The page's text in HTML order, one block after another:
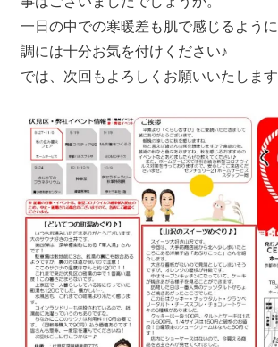
一日の中での寒暖差も肌で感じるよう
調には十分お気を付けください♪
では、次回もよろしくお願いいたします